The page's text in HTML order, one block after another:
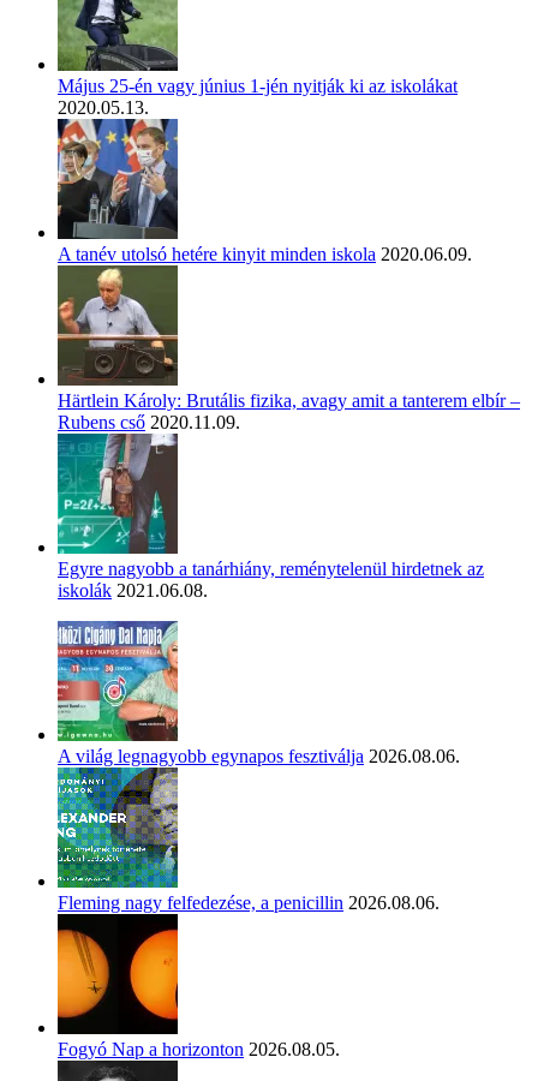
Május 25-én vagy június 1-jén nyitják ki az iskolákat
2020.05.13.
A tanév utolsó hetére kinyit minden iskola 2020.06.09.
Härtlein Károly: Brutális fizika, avagy amit a tanterem elbír –
Rubens cső 2020.11.09.
Egyre nagyobb a tanárhiány, reménytelenül hirdetnek az
iskolák 2021.06.08.
A világ legnagyobb egynapos fesztiválja 2026.08.06.
Fleming nagy felfedezése, a penicillin 2026.08.06.
Fogyó Nap a horizonton 2026.08.05.